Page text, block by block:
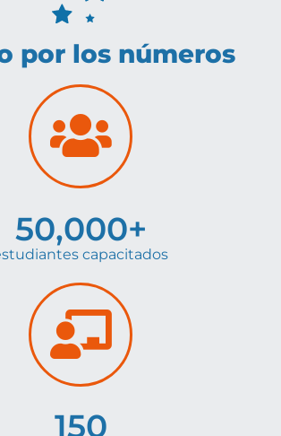
por los números
capacitados
50,000+
150